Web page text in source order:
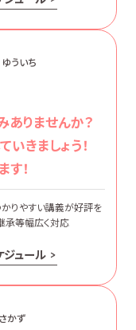
ゆういち
ありませんか？
きましょう！
す！
りやすい講義が好評を
承等幅広く対応
ジュール
かず